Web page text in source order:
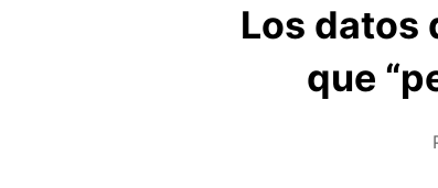
Los datos
que